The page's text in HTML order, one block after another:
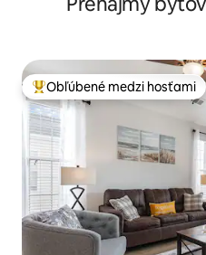
Najobľúbenejšie medzi
Obľúbené medzi hosťami